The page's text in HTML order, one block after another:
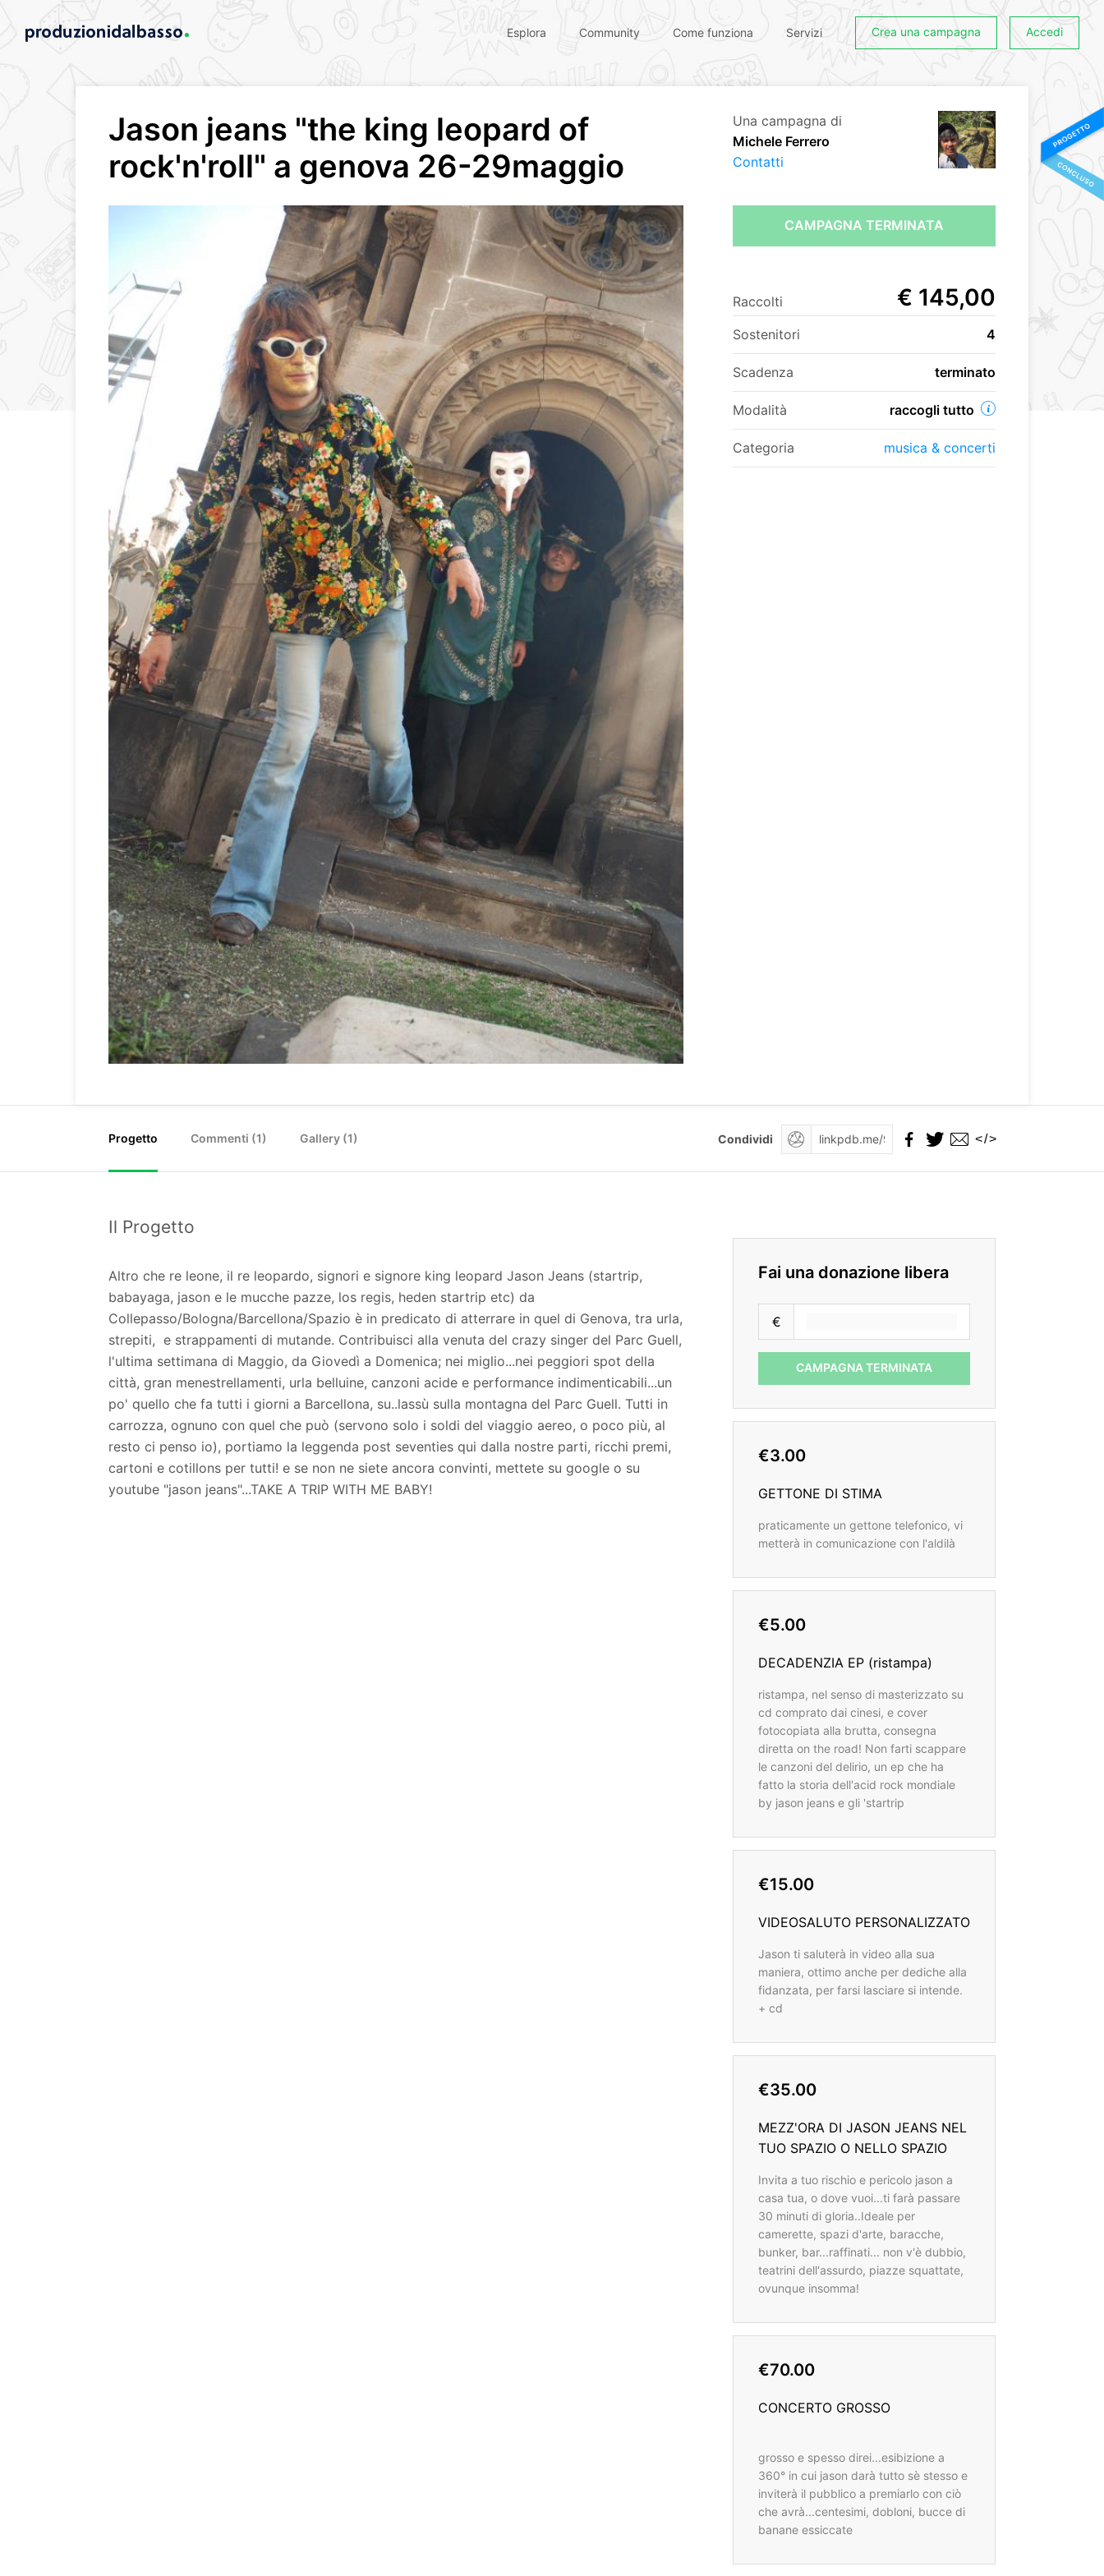
Esplora Community Come funziona Servizi Crea una campagna Accedi
Jason jeans "the king leopard of
rock'n'roll" a genova 26-29maggio
Una campagna di
Michele Ferrero
Contatti
CAMPAGNA TERMINATA
Raccolti € 145,00
Sostenitori 4
Scadenza terminato
Modalità raccogli tutto
Categoria musica & concerti
Progetto Commenti (1) Gallery (1) Condividi </>
Il Progetto
Altro che re leone, il re leopardo, signori e signore king leopard Jason Jeans (startrip,
babayaga, jason e le mucche pazze, los regis, heden startrip etc) da
Collepasso/Bologna/Barcellona/Spazio è in predicato di atterrare in quel di Genova, tra urla,
strepiti, e strappamenti di mutande. Contribuisci alla venuta del crazy singer del Parc Guell,
l'ultima settimana di Maggio, da Giovedì a Domenica; nei miglio...nei peggiori spot della
città, gran menestrellamenti, urla belluine, canzoni acide e performance indimenticabili...un
po' quello che fa tutti i giorni a Barcellona, su..lassù sulla montagna del Parc Guell. Tutti in
carrozza, ognuno con quel che può (servono solo i soldi del viaggio aereo, o poco più, al
resto ci penso io), portiamo la leggenda post seventies qui dalla nostre parti, ricchi premi,
cartoni e cotillons per tutti! e se non ne siete ancora convinti, mettete su google o su
youtube "jason jeans"...TAKE A TRIP WITH ME BABY!
Fai una donazione libera
€
CAMPAGNA TERMINATA
€3.00
GETTONE DI STIMA
praticamente un gettone telefonico, vi
metterà in comunicazione con l'aldilà
€5.00
DECADENZIA EP (ristampa)
ristampa, nel senso di masterizzato su
cd comprato dai cinesi, e cover
fotocopiata alla brutta, consegna
diretta on the road! Non farti scappare
le canzoni del delirio, un ep che ha
fatto la storia dell'acid rock mondiale
by jason jeans e gli 'startrip
€15.00
VIDEOSALUTO PERSONALIZZATO
Jason ti saluterà in video alla sua
maniera, ottimo anche per dediche alla
fidanzata, per farsi lasciare si intende.
+ cd
€35.00
MEZZ'ORA DI JASON JEANS NEL
TUO SPAZIO O NELLO SPAZIO
Invita a tuo rischio e pericolo jason a
casa tua, o dove vuoi...ti farà passare
30 minuti di gloria..Ideale per
camerette, spazi d'arte, baracche,
bunker, bar...raffinati... non v'è dubbio,
teatrini dell'assurdo, piazze squattate,
ovunque insomma!
€70.00
CONCERTO GROSSO
grosso e spesso direi...esibizione a
360° in cui jason darà tutto sè stesso e
inviterà il pubblico a premiarlo con ciò
che avrà...centesimi, dobloni, bucce di
banane essiccate